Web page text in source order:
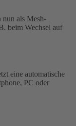
als Mesh-
beim Wechsel auf
eine automatische
PC oder